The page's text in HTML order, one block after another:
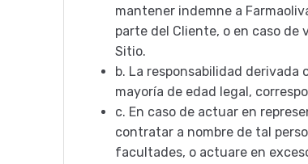
mantener indemne a
parte del Cliente, o en caso
Sitio.
b. La responsabilidad derivada
mayoría de edad legal,
c. En caso de actuar en
contratar a nombre de tal
facultades, o actuare en